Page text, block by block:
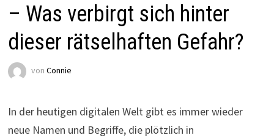
– Was verbirgt sich hinter
dieser rätselhaften Gefahr?
von Connie
In der heutigen digitalen Welt gibt es immer wieder
neue Namen und Begriffe, die plötzlich in